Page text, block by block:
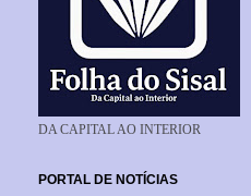
DA CAPITAL AO INTERIOR
PORTAL DE NOTÍCIAS